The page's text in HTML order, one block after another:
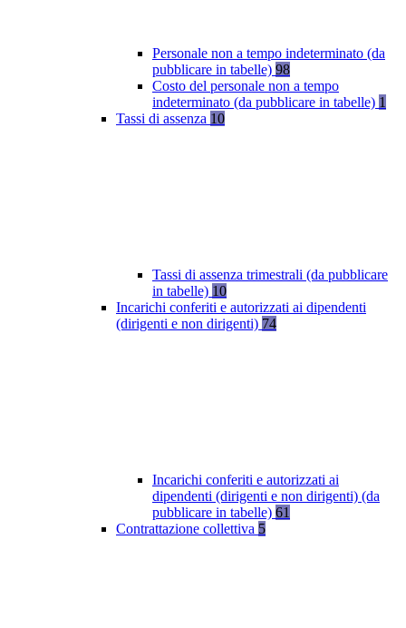
Personale non a tempo indeterminato (da
pubblicare in tabelle) 98
Costo del personale non a tempo
indeterminato (da pubblicare in tabelle) 1
Tassi di assenza 10
Tassi di assenza trimestrali (da pubblicare
in tabelle) 10
Incarichi conferiti e autorizzati ai dipendenti
(dirigenti e non dirigenti) 74
Incarichi conferiti e autorizzati ai
dipendenti (dirigenti e non dirigenti) (da
pubblicare in tabelle) 61
Contrattazione collettiva 5